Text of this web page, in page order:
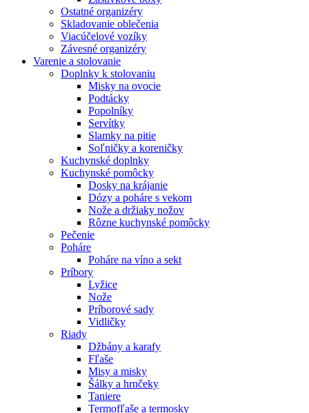
Ostatné organizéry
Skladovanie oblečenia
Viacúčelové vozíky
Závesné organizéry
Varenie a stolovanie
Doplnky k stolovaniu
Misky na ovocie
Podtácky
Popolníky
Servítky
Slamky na pitie
Soľničky a koreničky
Kuchynské doplnky
Kuchynské pomôcky
Dosky na krájanie
Dózy a poháre s vekom
Nože a držiaky nožov
Rôzne kuchynské pomôcky
Pečenie
Poháre
Poháre na víno a sekt
Príbory
Lyžice
Nože
Príborové sady
Vidličky
Riady
Džbány a karafy
Fľaše
Misy a misky
Šálky a hrnčeky
Taniere
Termofľaše a termosky